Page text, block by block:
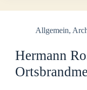
Allgemein,
Hermann